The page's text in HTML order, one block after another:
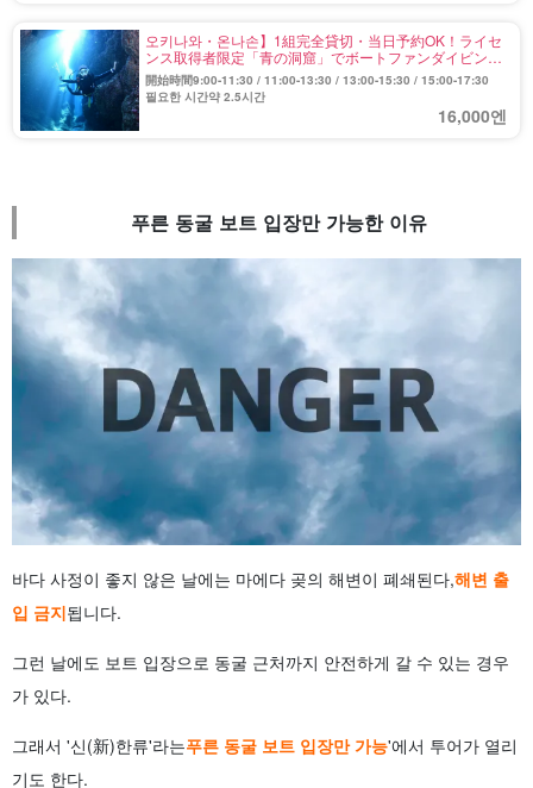
오키나와・온나손】1組完全貸切・当日予約OK！ライセ
ンス取得者限定「青の洞窟」でボートファンダイビング
《器材レンタル・写真＆動画・シャワー・ドライヤー・
駐車場無料》（No.5）（No.5
開始時間9:00-11:30 / 11:00-13:30 / 13:00-15:30 / 15:00-17:30
필요한 시간약 2.5시간
16,000엔
푸른 동굴 보트 입장만 가능한 이유
바다 사정이 좋지 않은 날에는 마에다 곶의 해변이 폐쇄된다,해변 출
입 금지됩니다.
그런 날에도 보트 입장으로 동굴 근처까지 안전하게 갈 수 있는 경우
가 있다.
그래서 '신(新)한류'라는푸른 동굴 보트 입장만 가능'에서 투어가 열리
기도 한다.